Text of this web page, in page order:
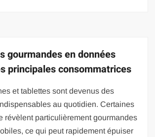
gourmandes en données
principales consommatrices
et tablettes sont devenus des
au quotidien. Certaines
révèlent particulièrement gourmandes
ce qui peut rapidement épuiser